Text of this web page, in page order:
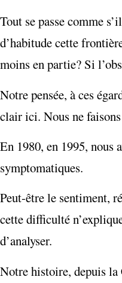
Tout se passe comme
d’habitude cette
moins en partie? Si
Notre pensée, à ces
clair ici. Nous ne
En 1980, en 1995, nous
symptomatiques.
Peut-être le sentiment,
cette difficulté
d’analyser.
Notre histoire, depuis la